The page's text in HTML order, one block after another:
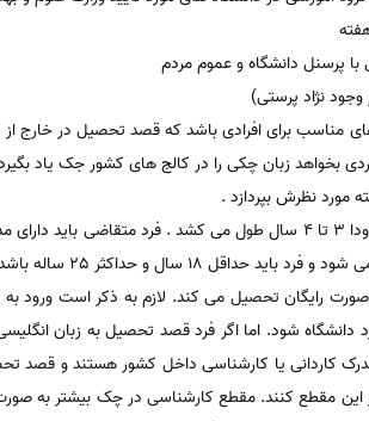
با پرسنل دانشگاه و عموم مردم
نژاد پرستی)
مناسب برای افرادی باشد که قصد تحصیل در خارج
نظرش بپردازد .
برای متقاضی
صورت رایگان تحصیل می کند. لازم به ذکر است
کاردانی یا کارشناسی داخل کشور هستند و قصد
در این مقطع کنند. مقطع کارشناسی در چک بیشتر